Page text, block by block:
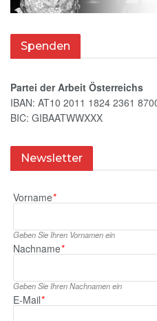
Spenden
Partei der Arbeit Österreichs
IBAN: AT10 2011 1824 2361
BIC: GIBAATWWXXX
Newsletter
Vorname*
Geben Sie Ihren Vornamen ein
Nachname*
Geben Sie Ihren Nachnamen ein
E‑Mail*